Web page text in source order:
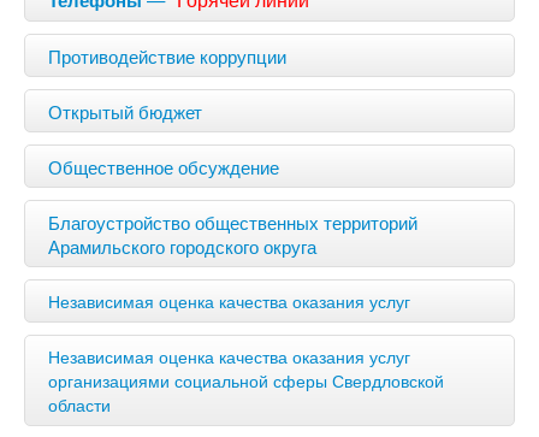
Противодействие коррупции
Открытый бюджет
Общественное обсуждение
Благоустройство общественных территорий
Арамильского городского округа
Независимая оценка качества оказания услуг
Независимая оценка качества оказания услуг
организациями социальной сферы Свердловской
области